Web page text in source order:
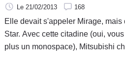
Le 21/02/2013 168
Elle devait s'appeler Mirage,
Star. Avec cette citadine (oui,
plus un monospace), Mitsubishi